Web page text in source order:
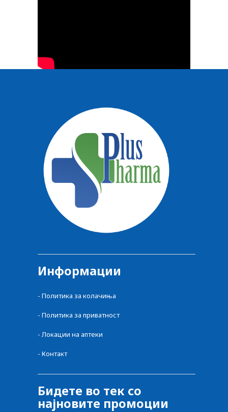
Информации
- Политика за колачиња
- Политика за приватност
-Локации на аптеки
- Контакт
Бидете во тек со
најновите промоции